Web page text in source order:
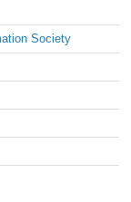
Society